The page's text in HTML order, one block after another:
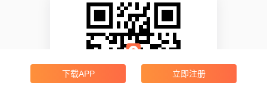
下载APP 立即注册